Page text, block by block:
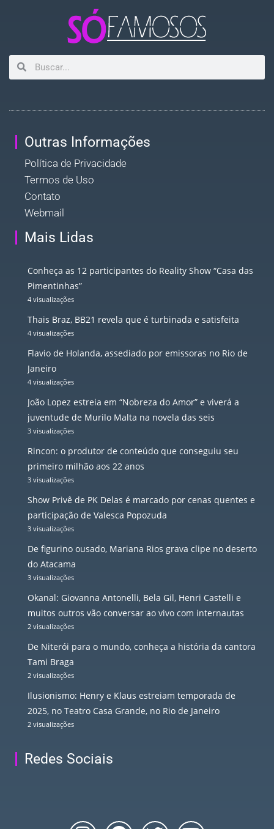
Outras Informações
Política de Privacidade
Termos de Uso
Contato
Webmail
Mais Lidas
Conheça as 12 participantes do Reality Show “Casa das
Pimentinhas”
4 visualizações
Thais Braz, BB21 revela que é turbinada e satisfeita
4 visualizações
Flavio de Holanda, assediado por emissoras no Rio de
Janeiro
4 visualizações
João Lopez estreia em “Nobreza do Amor” e viverá a
juventude de Murilo Malta na novela das seis
3 visualizações
Rincon: o produtor de conteúdo que conseguiu seu
primeiro milhão aos 22 anos
3 visualizações
Show Privê de PK Delas é marcado por cenas quentes e
participação de Valesca Popozuda
3 visualizações
De figurino ousado, Mariana Rios grava clipe no deserto
do Atacama
3 visualizações
Okanal: Giovanna Antonelli, Bela Gil, Henri Castelli e
muitos outros vão conversar ao vivo com internautas
2 visualizações
De Niterói para o mundo, conheça a história da cantora
Tami Braga
2 visualizações
Ilusionismo: Henry e Klaus estreiam temporada de
2025, no Teatro Casa Grande, no Rio de Janeiro
2 visualizações
Redes Sociais